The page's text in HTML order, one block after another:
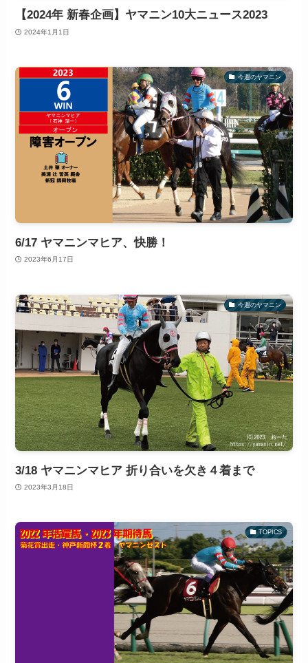
【2024年 新春企画】ヤマニン10大ニュース2023
2024年1月1日
今週のヤマニン
6/17 ヤマニンマヒア、快勝！
2023年6月17日
今週のヤマニン
3/18 ヤマニンマヒア 折り合いを欠き４着まで
2023年3月18日
TOPICS